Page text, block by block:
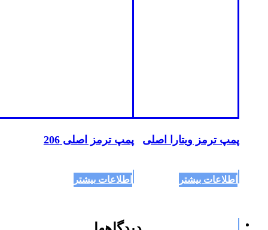
پمپ ترمز ویتارا اصلی
اطلاعات بیشتر
پمپ ترمز اصلی 206
اطلاعات بیشتر